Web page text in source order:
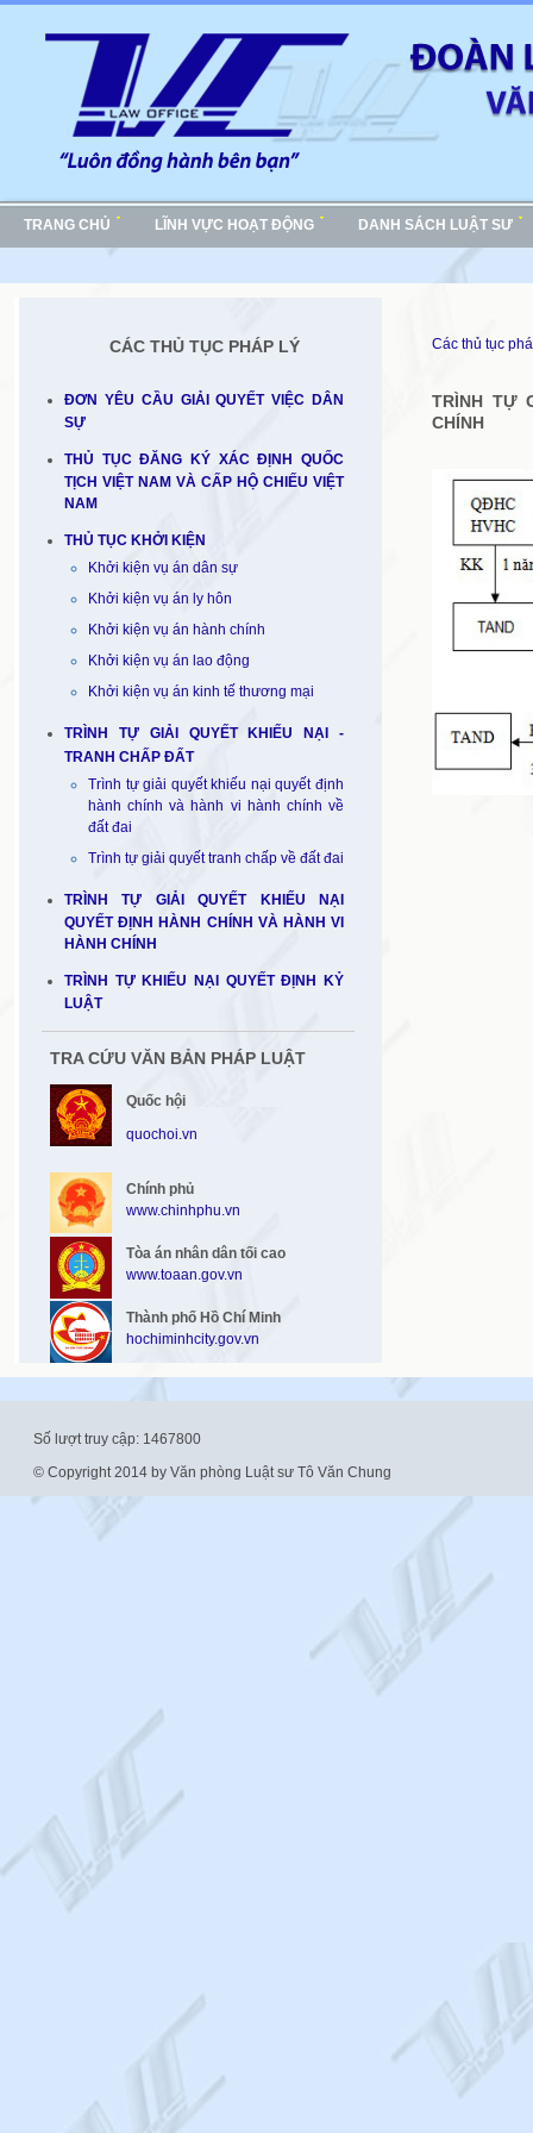
TRANG CHỦ LĨNH VỰC HOẠT ĐỘNG DANH SÁCH LUẬT SƯ
CÁC THỦ TỤC PHÁP LÝ
ĐƠN YÊU CẦU GIẢI QUYẾT VIỆC DÂN
SỰ
THỦ TỤC ĐĂNG KÝ XÁC ĐỊNH QUỐC
TỊCH VIỆT NAM VÀ CẤP HỘ CHIẾU VIỆT
NAM
THỦ TỤC KHỞI KIỆN
Khởi kiện vụ án dân sự
Khởi kiện vụ án ly hôn
Khởi kiện vụ án hành chính
Khởi kiện vụ án lao động
Khởi kiện vụ án kinh tế thương mại
TRÌNH TỰ GIẢI QUYẾT KHIẾU NẠI -
TRANH CHẤP ĐẤT
Trình tự giải quyết khiếu nại quyết định
hành chính và hành vi hành chính về
đất đai
Trình tự giải quyết tranh chấp về đất đai
TRÌNH TỰ GIẢI QUYẾT KHIẾU NẠI
QUYẾT ĐỊNH HÀNH CHÍNH VÀ HÀNH VI
HÀNH CHÍNH
TRÌNH TỰ KHIẾU NẠI QUYẾT ĐỊNH KỶ
LUẬT
TRA CỨU VĂN BẢN PHÁP LUẬT
Quốc hội
quochoi.vn
Chính phủ
www.chinhphu.vn
Tòa án nhân dân tối cao
www.toaan.gov.vn
Thành phố Hồ Chí Minh
hochiminhcity.gov.vn
Các thủ tục
TRÌNH TỰ
CHÍNH
Số lượt truy cập: 1467800
© Copyright 2014 by Văn phòng Luật sư Tô Văn Chung